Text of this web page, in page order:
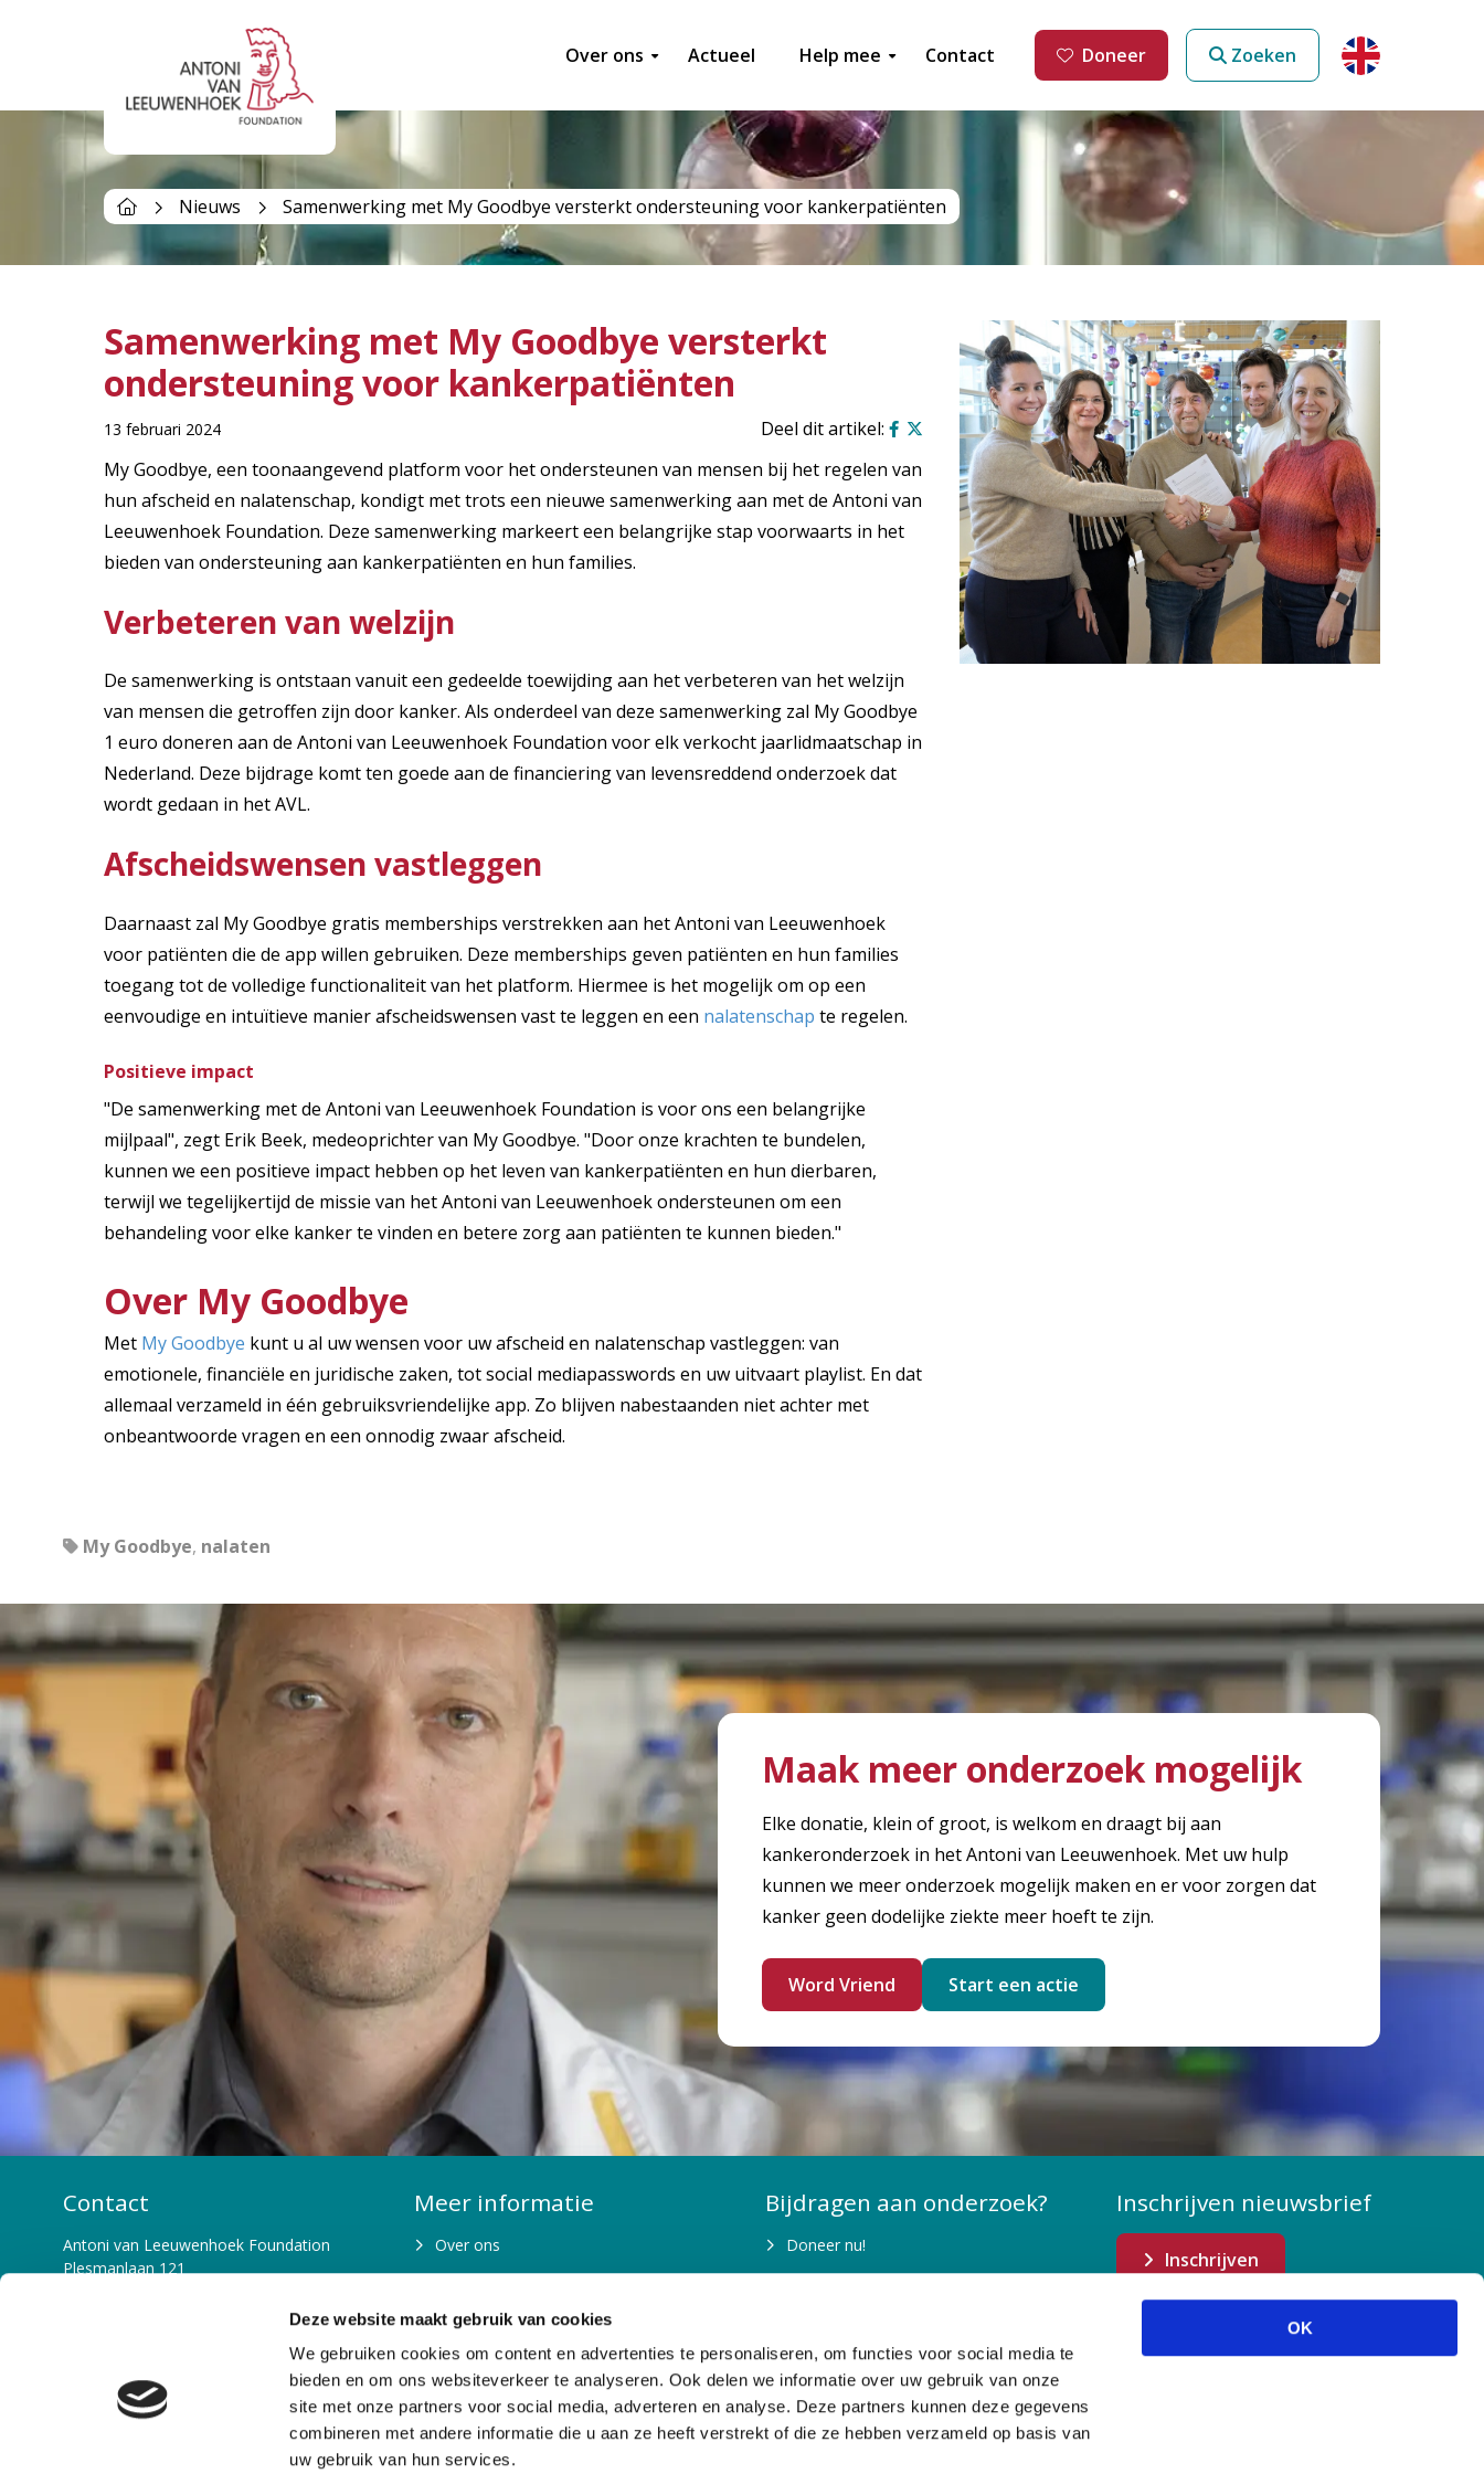
Deze website maakt gebruik van cookies
We gebruiken cookies om content en advertenties te personaliseren, om functies voor social media te
bieden en om ons websiteverkeer te analyseren. Ook delen we informatie over uw gebruik van onze
site met onze partners voor social media, adverteren en analyse. Deze partners kunnen deze gegevens
combineren met andere informatie die u aan ze heeft verstrekt of die ze hebben verzameld op basis van
uw gebruik van hun services.
OK
Nieuws Samenwerking met My Goodbye versterkt ondersteuning voor kankerpatiënten
Over ons Actueel Help mee Contact Doneer Zoeken
Samenwerking met My Goodbye versterkt
ondersteuning voor kankerpatiënten
13 februari 2024
My Goodbye, een toonaangevend platform voor het ondersteunen van mensen bij het regelen van
hun afscheid en nalatenschap, kondigt met trots een nieuwe samenwerking aan met de Antoni van
Leeuwenhoek Foundation. Deze samenwerking markeert een belangrijke stap voorwaarts in het
bieden van ondersteuning aan kankerpatiënten en hun families.
Verbeteren van welzijn
De samenwerking is ontstaan vanuit een gedeelde toewijding aan het verbeteren van het welzijn
van mensen die getroffen zijn door kanker. Als onderdeel van deze samenwerking zal My Goodbye
1 euro doneren aan de Antoni van Leeuwenhoek Foundation voor elk verkocht jaarlidmaatschap in
Nederland. Deze bijdrage komt ten goede aan de financiering van levensreddend onderzoek dat
wordt gedaan in het AVL.
Afscheidswensen vastleggen
Daarnaast zal My Goodbye gratis memberships verstrekken aan het Antoni van Leeuwenhoek
voor patiënten die de app willen gebruiken. Deze memberships geven patiënten en hun families
toegang tot de volledige functionaliteit van het platform. Hiermee is het mogelijk om op een
eenvoudige en intuïtieve manier afscheidswensen vast te leggen en een nalatenschap te regelen.
Positieve impact
"De samenwerking met de Antoni van Leeuwenhoek Foundation is voor ons een belangrijke
mijlpaal", zegt Erik Beek, medeoprichter van My Goodbye. "Door onze krachten te bundelen,
kunnen we een positieve impact hebben op het leven van kankerpatiënten en hun dierbaren,
terwijl we tegelijkertijd de missie van het Antoni van Leeuwenhoek ondersteunen om een
behandeling voor elke kanker te vinden en betere zorg aan patiënten te kunnen bieden."
Over My Goodbye
Met My Goodbye kunt u al uw wensen voor uw afscheid en nalatenschap vastleggen: van
emotionele, financiële en juridische zaken, tot social mediapasswords en uw uitvaart playlist. En dat
allemaal verzameld in één gebruiksvriendelijke app. Zo blijven nabestaanden niet achter met
onbeantwoorde vragen en een onnodig zwaar afscheid.
My Goodbye, nalaten
Maak meer onderzoek mogelijk
Elke donatie, klein of groot, is welkom en draagt bij aan
kankeronderzoek in het Antoni van Leeuwenhoek. Met uw hulp
kunnen we meer onderzoek mogelijk maken en er voor zorgen dat
kanker geen dodelijke ziekte meer hoeft te zijn.
Word Vriend Start een actie
Contact
Antoni van Leeuwenhoek Foundation
Plesmanlaan 121
IBAN: NL26 RABO 0102 9000 00
KvK: 53146093
Meer informatie
Over ons
Beleid en jaarverslagen
Missie en doelstellingen
Bijdragen aan onderzoek?
Doneer nu!
Nalaten
Bedrijven
Inschrijven nieuwsbrief
Inschrijven